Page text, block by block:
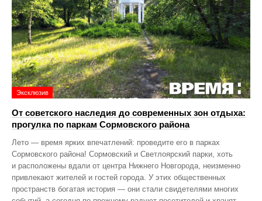
Эксклюзив
От советского наследия до современных зон отдыха:
прогулка по паркам Сормовского района
Лето — время ярких впечатлений: проведите его в парках
Сормовского района! Сормовский и Светлоярский парки, хоть
и расположены вдали от центра Нижнего Новгорода, неизменно
привлекают жителей и гостей города. У этих общественных
пространств богатая история — они стали свидетелями многих